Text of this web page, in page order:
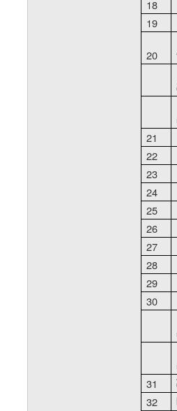
18
19
20
21
22
23
24
25
26
27
28
29
30
31
32